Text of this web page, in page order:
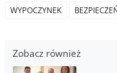
WYPOCZYNEK
Zobacz również